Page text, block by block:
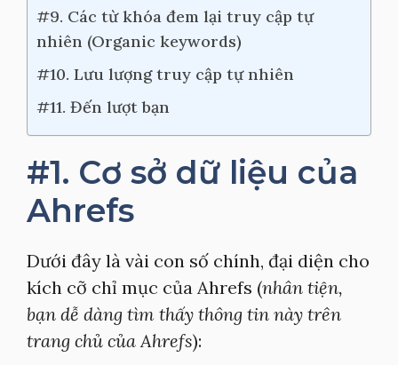
#9. Các từ khóa đem lại truy cập tự
nhiên (Organic keywords)
#10. Lưu lượng truy cập tự nhiên
#11. Đến lượt bạn
#1. Cơ sở dữ liệu của
Ahrefs
Dưới đây là vài con số chính, đại diện cho
kích cỡ chỉ mục của Ahrefs (nhân tiện,
bạn dễ dàng tìm thấy thông tin này trên
trang chủ của Ahrefs):